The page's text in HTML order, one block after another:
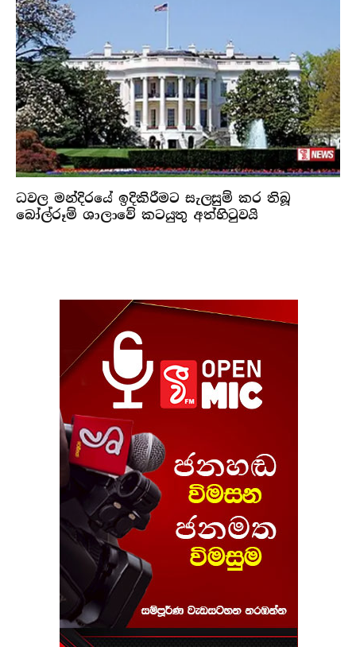
ධවල මන්දිරයේ ඉදිකිරීමට සැලසුම් කර තිබූ
බෝල්රූම් ශාලාවේ කටයුතු අත්හිටුවයි